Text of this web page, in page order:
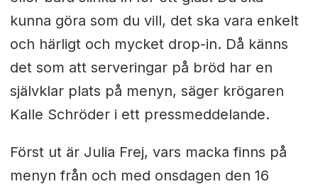
kunna göra som du vill, det ska vara enkelt
och härligt och mycket drop-in. Då känns
det som att serveringar på bröd har en
självklar plats på menyn, säger krögaren
Kalle Schröder i ett pressmeddelande.
Först ut är Julia Frej, vars macka finns på
menyn från och med onsdagen den 16